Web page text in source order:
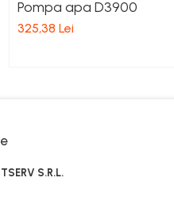
Pompa apa D3900
325,38 Lei
S.R.L.